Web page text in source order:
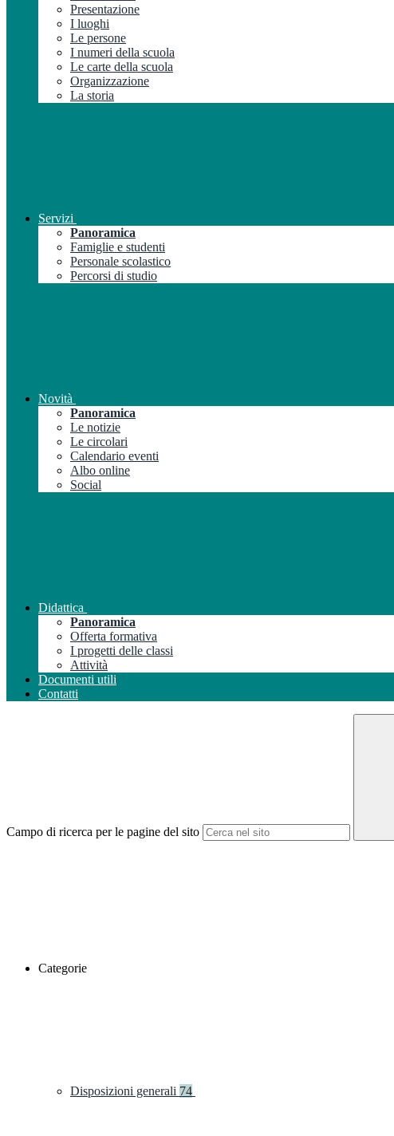
Presentazione
I luoghi
Le persone
I numeri della scuola
Le carte della scuola
Organizzazione
La storia
Servizi
Panoramica
Famiglie e studenti
Personale scolastico
Percorsi di studio
Novità
Panoramica
Le notizie
Le circolari
Calendario eventi
Albo online
Social
Didattica
Panoramica
Offerta formativa
I progetti delle classi
Attività
Documenti utili
Contatti
Campo di ricerca per le pagine del sito
Categorie
Disposizioni generali 74